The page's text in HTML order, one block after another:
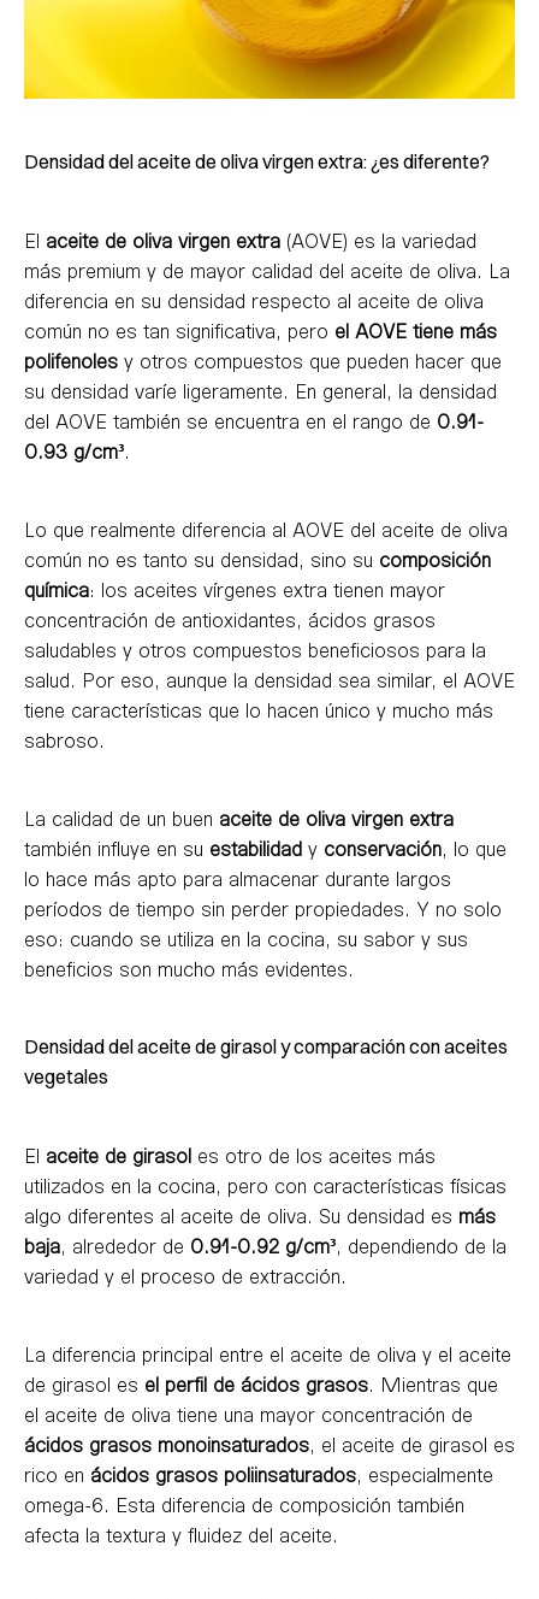
Densidad del aceite de oliva virgen extra: ¿es diferente?
El aceite de oliva virgen extra (AOVE) es la variedad
más premium y de mayor calidad del aceite de oliva. La
diferencia en su densidad respecto al aceite de oliva
común no es tan significativa, pero el AOVE tiene más
polifenoles y otros compuestos que pueden hacer que
su densidad varíe ligeramente. En general, la densidad
del AOVE también se encuentra en el rango de 0.91-
0.93 g/cm³.
Lo que realmente diferencia al AOVE del aceite de oliva
común no es tanto su densidad, sino su composición
química: los aceites vírgenes extra tienen mayor
concentración de antioxidantes, ácidos grasos
saludables y otros compuestos beneficiosos para la
salud. Por eso, aunque la densidad sea similar, el AOVE
tiene características que lo hacen único y mucho más
sabroso.
La calidad de un buen aceite de oliva virgen extra
también influye en su estabilidad y conservación, lo que
lo hace más apto para almacenar durante largos
períodos de tiempo sin perder propiedades. Y no solo
eso: cuando se utiliza en la cocina, su sabor y sus
beneficios son mucho más evidentes.
Densidad del aceite de girasol y comparación con aceites
vegetales
El aceite de girasol es otro de los aceites más
utilizados en la cocina, pero con características físicas
algo diferentes al aceite de oliva. Su densidad es más
baja, alrededor de 0.91-0.92 g/cm³, dependiendo de la
variedad y el proceso de extracción.
La diferencia principal entre el aceite de oliva y el aceite
de girasol es el perfil de ácidos grasos. Mientras que
el aceite de oliva tiene una mayor concentración de
ácidos grasos monoinsaturados, el aceite de girasol es
rico en ácidos grasos poliinsaturados, especialmente
omega-6. Esta diferencia de composición también
afecta la textura y fluidez del aceite.